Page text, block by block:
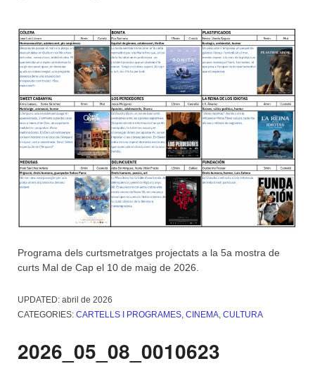
Programa dels curtsmetratges projectats a la 5a mostra de
curts Mal de Cap el 10 de maig de 2026.
UPDATED: abril de 2026
CATEGORIES: CARTELLS I PROGRAMES CINEMA CULTURA
2026_05_08_0010623